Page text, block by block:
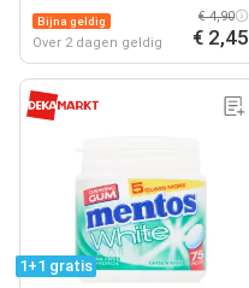
Bijna geldig
Over 2 dagen geldig
€ 4,90
€ 2,45
1+1 gratis